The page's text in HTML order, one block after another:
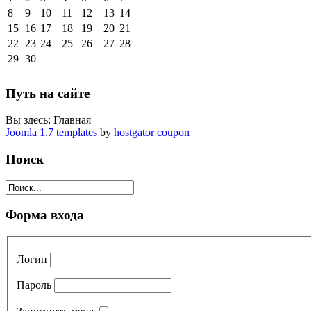
8
9 10 11 12 13 14
15 16 17 18 19 20 21
22
23 24 25 26 27 28
29 30
Путь на сайте
Вы здесь: Главная
Joomla 1.7 templates by hostgator coupon
Поиск
Форма входа
Логин
Пароль